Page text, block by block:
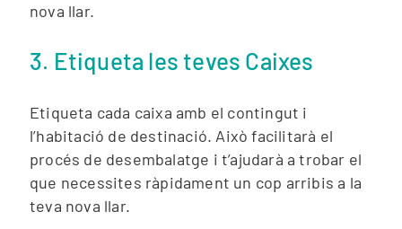
nova llar.
3. Etiqueta les teves Caixes
Etiqueta cada caixa amb el contingut i
l’habitació de destinació. Això facilitarà el
procés de desembalatge i t’ajudarà a trobar el
que necessites ràpidament un cop arribis a la
teva nova llar.